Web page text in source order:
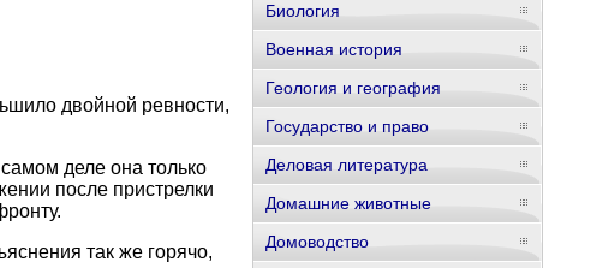
двойной ревности,
деле она только
после пристрелки
так же горячо,
Биология
Военная история
Геология и география
Государство и право
Деловая литература
Домашние животные
Домоводство